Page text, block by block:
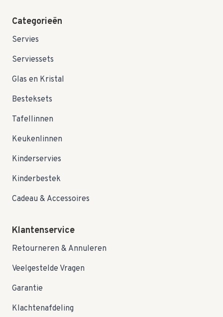
Categorieën
Servies
Serviessets
Glas en Kristal
Besteksets
Tafellinnen
Keukenlinnen
Kinderservies
Kinderbestek
Cadeau & Accessoires
Klantenservice
Retourneren & Annuleren
Veelgestelde Vragen
Garantie
Klachtenafdeling